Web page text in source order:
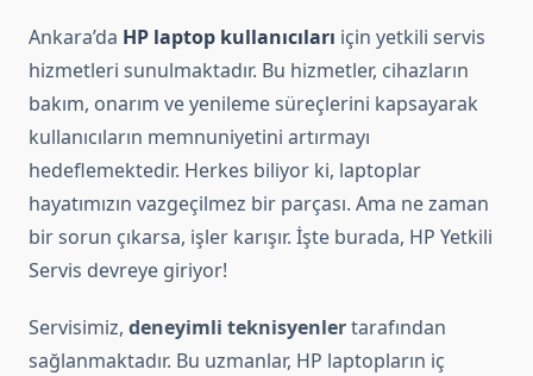
Ankara’da HP laptop kullanıcıları için yetkili servis
hizmetleri sunulmaktadır. Bu hizmetler, cihazların
bakım, onarım ve yenileme süreçlerini kapsayarak
kullanıcıların memnuniyetini artırmayı
hedeflemektedir. Herkes biliyor ki, laptoplar
hayatımızın vazgeçilmez bir parçası. Ama ne zaman
bir sorun çıkarsa, işler karışır. İşte burada, HP Yetkili
Servis devreye giriyor!
Servisimiz, deneyimli teknisyenlertarafından
sağlanmaktadır. Bu uzmanlar, HP laptopların iç